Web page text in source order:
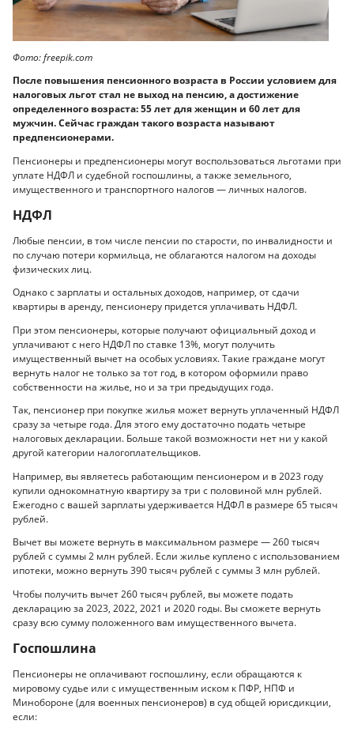
Фото: freepik.com
После повышения пенсионного возраста в России условием для
налоговых льгот стал не выход на пенсию, а достижение
определенного возраста: 55 лет для женщин и 60 лет для
мужчин. Сейчас граждан такого возраста называют
предпенсионерами.
Пенсионеры и предпенсионеры могут воспользоваться льготами при
уплате НДФЛ и судебной госпошлины, а также земельного,
имущественного и транспортного налогов — личных налогов.
НДФЛ
Любые пенсии, в том числе пенсии по старости, по инвалидности и
по случаю потери кормильца, не облагаются налогом на доходы
физических лиц.
Однако с зарплаты и остальных доходов, например, от сдачи
квартиры в аренду, пенсионеру придется уплачивать НДФЛ.
При этом пенсионеры, которые получают официальный доход и
уплачивают с него НДФЛ по ставке 13%, могут получить
имущественный вычет на особых условиях. Такие граждане могут
вернуть налог не только за тот год, в котором оформили право
собственности на жилье, но и за три предыдущих года.
Так, пенсионер при покупке жилья может вернуть уплаченный НДФЛ
сразу за четыре года. Для этого ему достаточно подать четыре
налоговых декларации. Больше такой возможности нет ни у какой
другой категории налогоплательщиков.
Например, вы являетесь работающим пенсионером и в 2023 году
купили однокомнатную квартиру за три с половиной млн рублей.
Ежегодно с вашей зарплаты удерживается НДФЛ в размере 65 тысяч
рублей.
Вычет вы можете вернуть в максимальном размере — 260 тысяч
рублей с суммы 2 млн рублей. Если жилье куплено с использованием
ипотеки, можно вернуть 390 тысяч рублей с суммы 3 млн рублей.
Чтобы получить вычет 260 тысяч рублей, вы можете подать
декларацию за 2023, 2022, 2021 и 2020 годы. Вы сможете вернуть
сразу всю сумму положенного вам имущественного вычета.
Госпошлина
Пенсионеры не оплачивают госпошлину, если обращаются к
мировому судье или с имущественным иском к ПФР, НПФ и
Минобороне (для военных пенсионеров) в суд общей юрисдикции,
если: